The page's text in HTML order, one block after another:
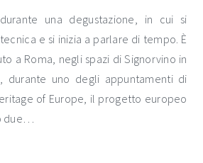
una degustazione, in cui si
e si inizia a parlare di tempo. È
a Roma, negli spazi di Signorvino in
durante uno degli appuntamenti di
of Europe, il progetto europeo
due…